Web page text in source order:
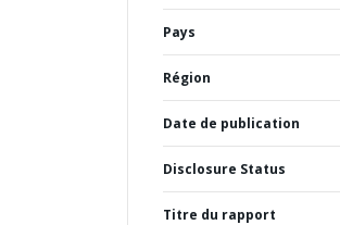
Pays
Région
Date de publication
Disclosure Status
Titre du rapport